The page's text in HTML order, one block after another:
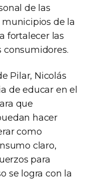
de las
de la
fortalecer las
consumidores.
Pilar, Nicolás
de educar en el
que
hacer
como
claro,
para
se logra con la